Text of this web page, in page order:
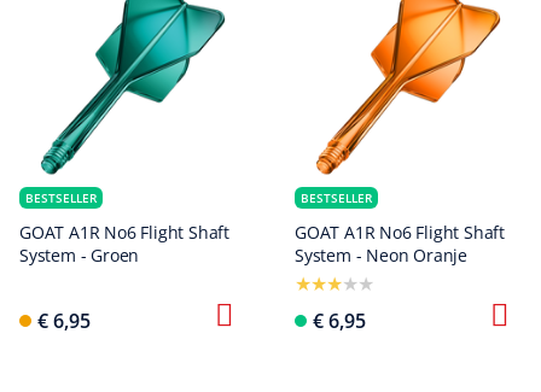
BESTSELLER
GOAT A1R No6 Flight Shaft
System - Groen
€ 6,95
BESTSELLER
GOAT A1R No6 Flight Shaft
System - Neon Oranje
€ 6,95